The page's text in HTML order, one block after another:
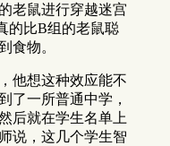
老鼠进行穿越迷宫
的比B组的老鼠聪
食物。
他想这种效应能不
了一所普通中学，
后就在学生名单上
说，这几个学生智